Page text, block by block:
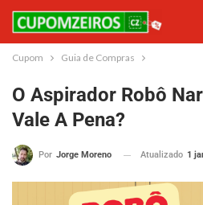
Cupom Guia de Compras
O Aspirador Robô
Vale A Pena?
Por Jorge Moreno Atualizado 1